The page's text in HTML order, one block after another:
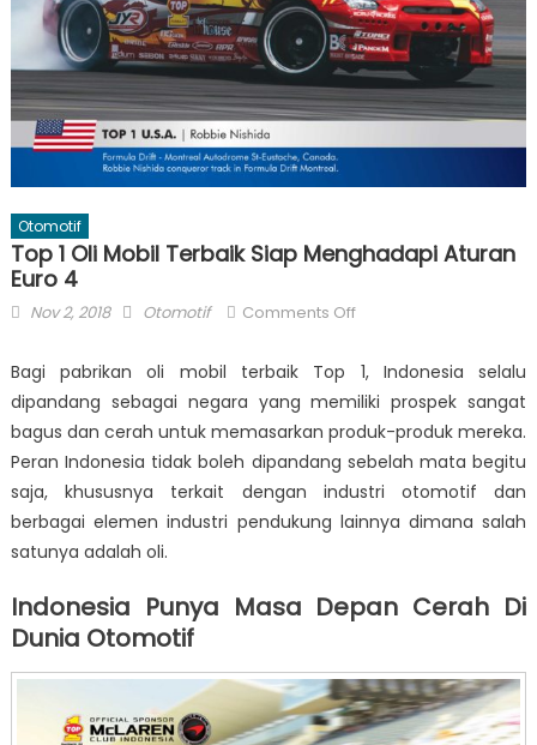
Otomotif
Top 1 Oli Mobil Terbaik Siap Menghadapi Aturan
Euro 4
Posted
Nov 2, 2018 Author
Otomotif Comments Offon
Oli
Mobil
Terbaik
Siap
Menghadapi
Aturan
Bagi pabrikanoli mobil terbaik Top 1, Indonesia selalu
dipandang sebagai negara yang memiliki prospek sangat
bagus dan cerah untuk memasarkan produk-produk mereka.
Peran Indonesia tidak boleh dipandang sebelah mata begitu
saja, khususnya terkait dengan industri otomotif dan
berbagai elemen industri pendukung lainnya dimana salah
satunya adalah oli.
Indonesia Punya Masa Depan Cerah Di
Dunia Otomotif